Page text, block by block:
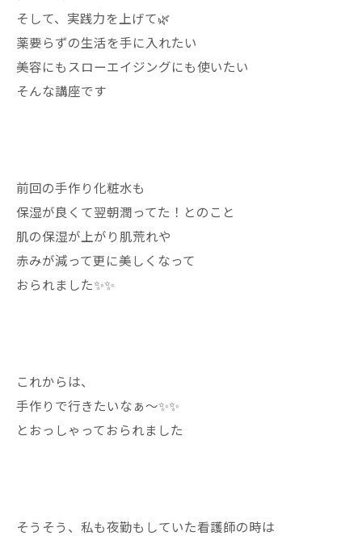
そして、実践力を上げて🌿
薬要らずの生活を手に入れたい
美容にもスローエイジングにも使いたい
そんな講座です
前回の手作り化粧水も
保湿が良くて翌朝潤ってた！とのこと
肌の保湿が上がり肌荒れや
赤みが減って更に美しくなって
おられました✨✨
これからは、
手作りで行きたいなぁ〜✨✨
とおっしゃっておられました
そうそう、私も夜勤もしていた看護師の時は